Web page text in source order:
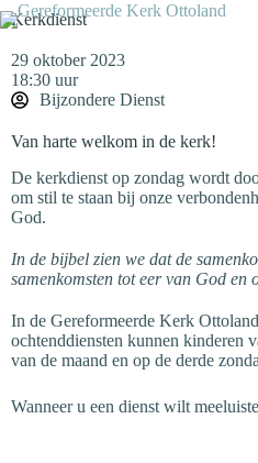
Kerkdienst
29 oktober 2023
18:30 uur
Bijzondere Dienst
Van harte welkom in de kerk!
De kerkdienst op zondag wordt
om stil te staan bij onze
God.
In de bijbel zien we dat de
samenkomsten tot eer van God en
In de Gereformeerde Kerk
ochtenddiensten kunnen kinderen
van de maand en op de derde
Wanneer u een dienst wilt